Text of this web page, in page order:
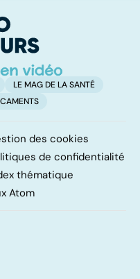
LE MAG DE LA SANTÉ
des cookies
de confidentialité
thématique
Atom